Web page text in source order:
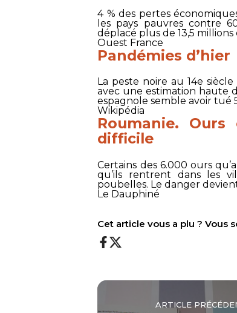
4 % des pertes
les pays pauvres contre
déplacé plus de 13,5
Ouest France
Pandémies d’hier
La peste noire au 14e
avec une estimation haute
espagnole semble avoir tué
Wikipédia
Roumanie.
difficile
Certains des 6.000 ours
qu’ils rentrent dans les
poubelles. Le danger
Le Dauphiné
Cet article vous a plu ? Vous
ARTICLE